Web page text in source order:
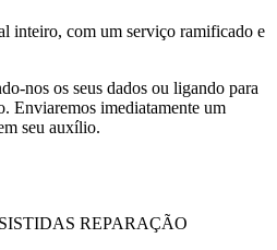
inteiro, com um serviço ramificado e
nos os seus dados ou ligando para
Enviaremos imediatamente um
seu auxílio.
REPARAÇÃO